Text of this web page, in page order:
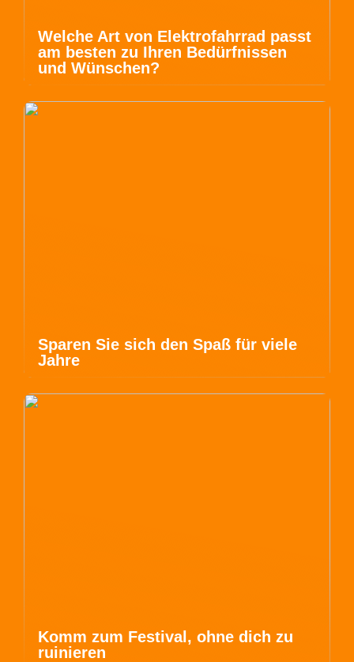
Welche Art von Elektrofahrrad passt
am besten zu Ihren Bedürfnissen
und Wünschen?
Sparen Sie sich den Spaß für viele
Jahre
Komm zum Festival, ohne dich zu
ruinieren